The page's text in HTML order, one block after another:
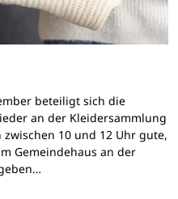
beteiligt sich die
an der Kleidersammlung
10 und 12 Uhr gute,
Gemeindehaus an der